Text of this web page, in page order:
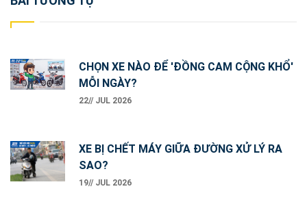
Post
navigation
CHỌN XE NÀO ĐỂ 'ĐỒNG CAM CỘNG KHỔ'
MỖI NGÀY?
22// JUL 2026
XE BỊ CHẾT MÁY GIỮA ĐƯỜNG XỬ LÝ RA
SAO?
19// JUL 2026